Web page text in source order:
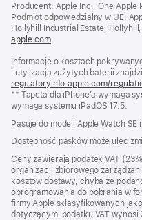
w nowym
oknie)
Producent: Apple Inc., One
Podmiot odpowiedzialny w UE:
Hollyhill Industrial Estate,
apple.com(otwiera
w nowym
oknie)
Informacje o kosztach
i utylizacją zużytych baterii
regulatoryinfo.apple.com/
** Tapeta dla iPhone’a wymaga
wymaga systemu iPadOS 17.5.
Pasuje do modeli Apple Watch
Dostępność pasków może ulec
Ceny zawierają podatek VAT
organizacji zbiorowego
kosztów dostawy, chyba że
oprogramowania do pobrania w
firmy Apple sklasyfikowanych
dotyczącymi podatku VAT wynosi